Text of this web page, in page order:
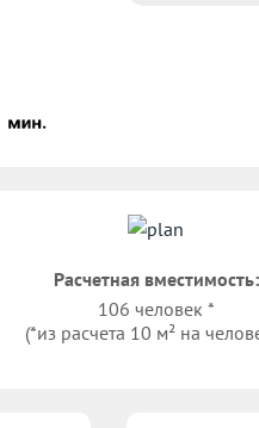
Расчетная вместимость:
106 человек *
(*из расчета 10 м² на